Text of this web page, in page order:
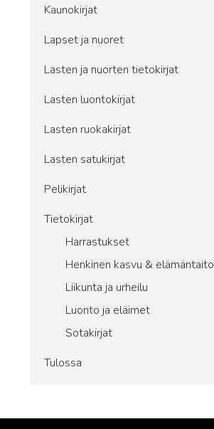
Kaunokirjat
Lapset ja nuoret
Lasten ja nuorten tietokirjat
Lasten luontokirjat
Lasten ruokakirjat
Lasten satukirjat
Pelikirjat
Tietokirjat
Harrastukset
Henkinen kasvu & elämäntaito
Liikunta ja urheilu
Luonto ja eläimet
Sotakirjat
Tulossa